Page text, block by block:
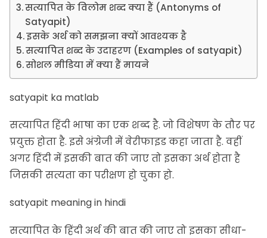
सत्यापित के विलोम शब्द क्या हैं (Antonyms of
Satyapit)
इसके अर्थ को समझना क्यों आवश्यक है
सत्यापित शब्द के उदाहरण (Examples of satyapit)
सोशल मीडिया में क्या हैं मायने
satyapit ka matlab
सत्यापित हिंदी भाषा का एक शब्द है. जो विशेषण के तौर पर
प्रयुक्त होता है. इसे अंग्रेजी मेंवेरीफाइडकहा जाता है. वहीं
अगर हिंदी में इसकी बात की जाए तो इसका अर्थ होता है
जिसकी सत्यता का परीक्षण हो चुका हो.
satyapit meaning in hindi
सत्यापित के हिंदी अर्थ की बात की जाए तो इसका सीधा-